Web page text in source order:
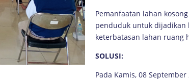
Pemanfaatan lahan
penduduk untuk dijadikan
keterbatasan lahan ruang
SOLUSI:
Pada Kamis, 08